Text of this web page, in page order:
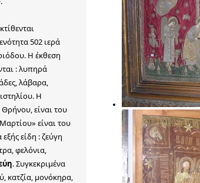
502 ιερά
Η έκθεση
: λυπηρά
λάβαρα,
Η
είναι του
είναι του
εξής είδη : ζεύγη
φελόνια,
. Συγκεκριμένα
κατζία, μονόκηρα,